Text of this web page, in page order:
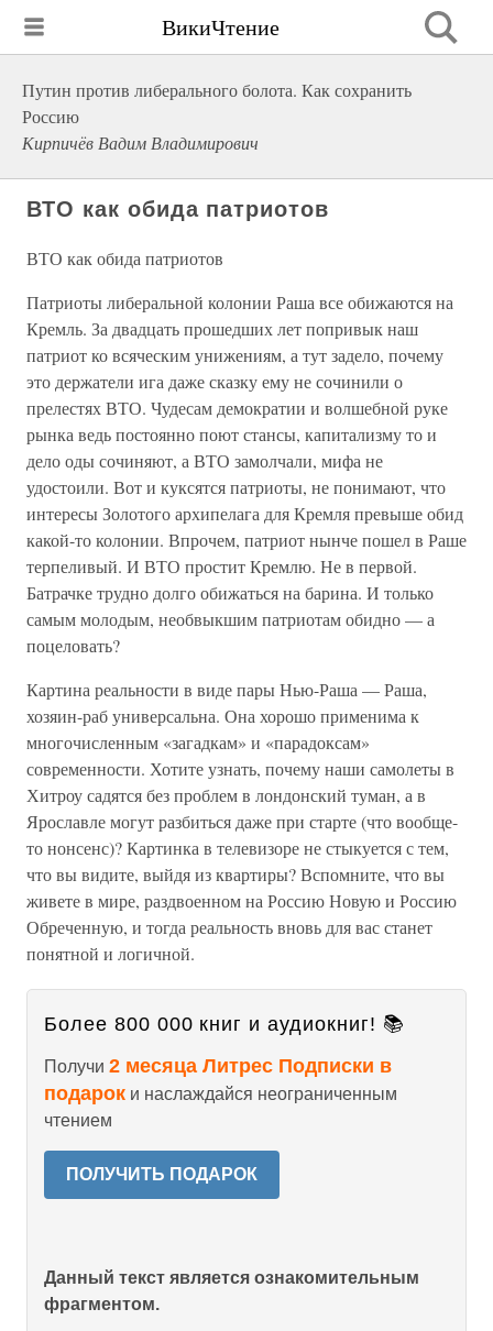
ВикиЧтение
Путин против либерального болота. Как сохранить
Россию
Кирпичёв Вадим Владимирович
ВТО как обида патриотов
ВТО как обида патриотов
Патриоты либеральной колонии Раша все обижаются на
Кремль. За двадцать прошедших лет попривык наш
патриот ко всяческим унижениям, а тут задело, почему
это держатели ига даже сказку ему не сочинили о
прелестях ВТО. Чудесам демократии и волшебной руке
рынка ведь постоянно поют стансы, капитализму то и
дело оды сочиняют, а ВТО замолчали, мифа не
удостоили. Вот и куксятся патриоты, не понимают, что
интересы Золотого архипелага для Кремля превыше обид
какой-то колонии. Впрочем, патриот нынче пошел в Раше
терпеливый. И ВТО простит Кремлю. Не в первой.
Батрачке трудно долго обижаться на барина. И только
самым молодым, необвыкшим патриотам обидно — а
поцеловать?
Картина реальности в виде пары Нью-Раша — Раша,
хозяин-раб универсальна. Она хорошо применима к
многочисленным «загадкам» и «парадоксам»
современности. Хотите узнать, почему наши самолеты в
Хитроу садятся без проблем в лондонский туман, а в
Ярославле могут разбиться даже при старте (что вообще-
то нонсенс)? Картинка в телевизоре не стыкуется с тем,
что вы видите, выйдя из квартиры? Вспомните, что вы
живете в мире, раздвоенном на Россию Новую и Россию
Обреченную, и тогда реальность вновь для вас станет
понятной и логичной.
Более 800 000 книг и аудиокниг! 📚
Получи 2 месяца Литрес Подписки в
подарок и наслаждайся неограниченным
чтением
ПОЛУЧИТЬ ПОДАРОК
Данный текст является ознакомительным
фрагментом.